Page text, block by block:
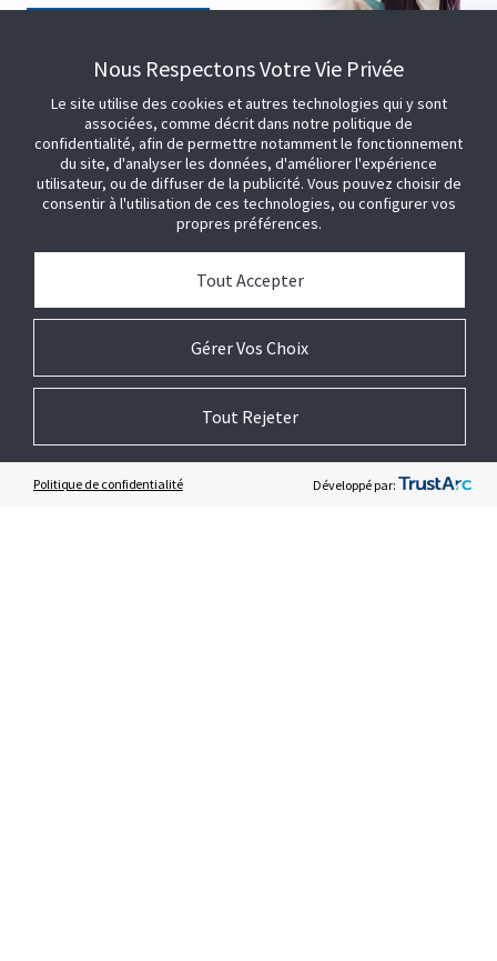
CONNEXION
+ 33 (01) 55 12 10 00
Nous Respectons Votre Vie Privée
Le site utilise des cookies et autres technologies qui y sont
associées, comme décrit dans notre politique de
confidentialité, afin de permettre notamment le fonctionnement
du site, d'analyser les données, d'améliorer l'expérience
utilisateur, ou de diffuser de la publicité. Vous pouvez choisir de
consentir à l'utilisation de ces technologies, ou configurer vos
propres préférences.
Gérer Vos Choix
Tout Accepter
Tout Rejeter
Politique de confidentialité Développé par: